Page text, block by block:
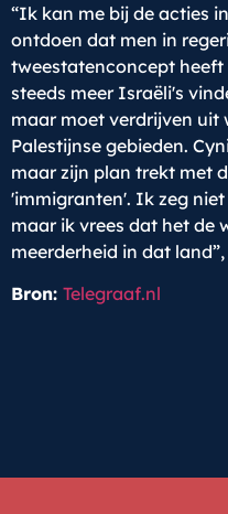
“Ik kan me bij de acties
ontdoen dat men in
tweestatenconcept
steeds meer Israëli's
maar moet verdrijven
Palestijnse gebieden.
maar zijn plan trekt met
'immigranten'. Ik zeg
maar ik vrees dat het de
meerderheid in dat
Bron: Telegraaf.nl